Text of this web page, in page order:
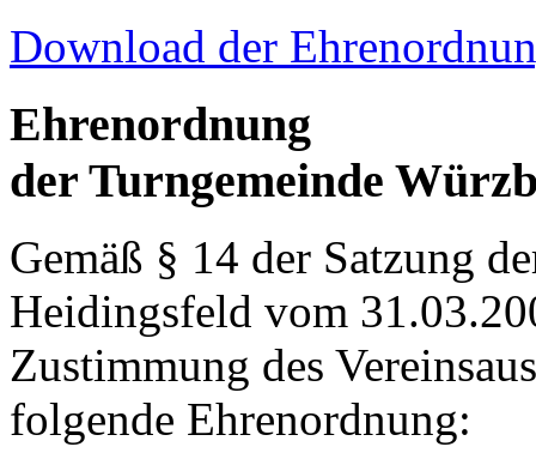
Download der
Ehrenordnung
der Turngemeinde
Gemäß § 14 der Satzung
Heidingsfeld vom
Zustimmung des
folgende Ehrenordnung: